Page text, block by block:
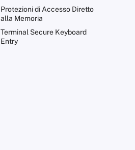
Protezioni di Accesso Diretto
alla Memoria
Terminal Secure Keyboard
Entry